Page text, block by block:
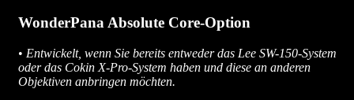
WonderPana Absolute Core-Option
• Entwickelt, wenn Sie bereits entweder das Lee SW-150-System
oder das Cokin X-Pro-System haben und diese an anderen
Objektiven anbringen möchten.